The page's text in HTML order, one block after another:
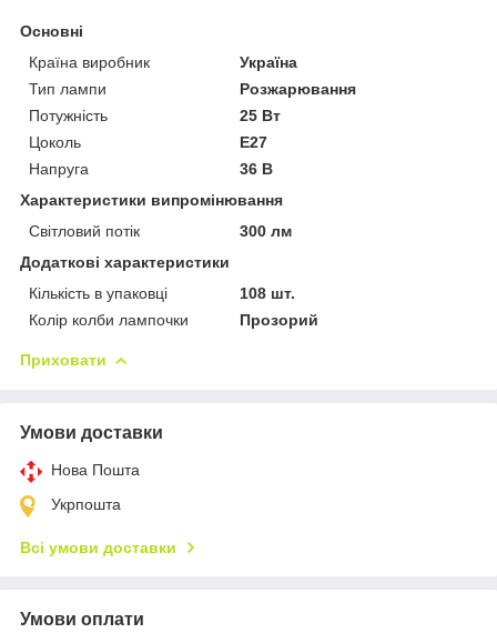
Основні
Країна виробник
Україна
Тип лампи
Розжарювання
Потужність
25 Вт
Цоколь
E27
Напруга
36 В
Характеристики випромінювання
Світловий потік
300 лм
Додаткові характеристики
Кількість в упаковці
108 шт.
Колір колби лампочки
Прозорий
Приховати
Умови доставки
Нова Пошта
Укрпошта
Всі умови доставки
Умови оплати